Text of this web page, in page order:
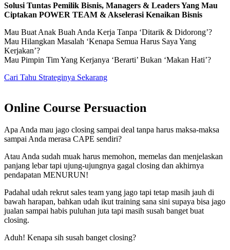
Solusi Tuntas Pemilik Bisnis, Managers & Leaders Yang Mau
Ciptakan POWER TEAM & Akselerasi Kenaikan Bisnis
Mau Buat Anak Buah Anda Kerja Tanpa ‘Ditarik & Didorong’?
Mau Hilangkan Masalah ‘Kenapa Semua Harus Saya Yang
Kerjakan’?
Mau Pimpin Tim Yang Kerjanya ‘Berarti’ Bukan ‘Makan Hati’?
Cari Tahu Strateginya Sekarang
Online Course Persuaction
Apa Anda mau jago closing sampai deal tanpa harus maksa-maksa
sampai Anda merasa CAPE sendiri?
Atau Anda sudah muak harus memohon, memelas dan menjelaskan
panjang lebar tapi ujung-ujungnya gagal closing dan akhirnya
pendapatan MENURUN!
Padahal udah rekrut sales team yang jago tapi tetap masih jauh di
bawah harapan, bahkan udah ikut training sana sini supaya bisa jago
jualan sampai habis puluhan juta tapi masih susah banget buat
closing.
Aduh! Kenapa sih susah banget closing?